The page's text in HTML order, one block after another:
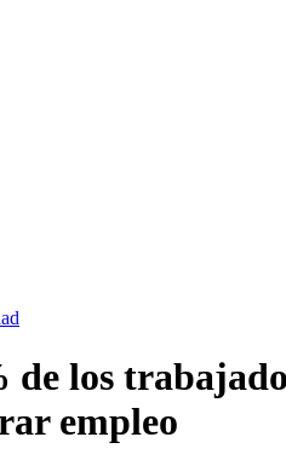
de los
empleo